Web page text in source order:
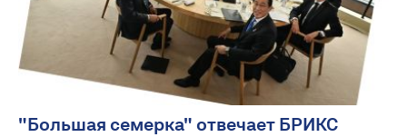
"Большая семерка" отвечает БРИКС